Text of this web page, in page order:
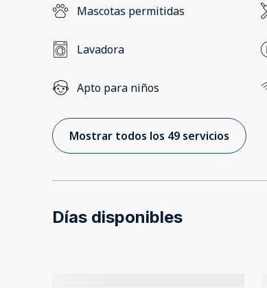
Mascotas permitidas
Lavadora
Apto para niños
Mostrar todos los 49 servicios
Días disponibles